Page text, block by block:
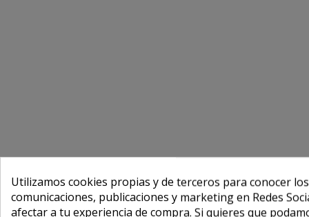
Utilizamos cookies propias y de terceros para conocer
comunicaciones, publicaciones y marketing en Redes
afectar a tu experiencia de compra. Si quieres que